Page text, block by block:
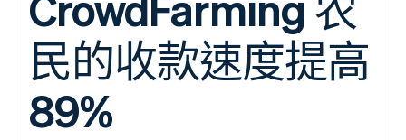
方案
Payment links
无代码支付
Checkout
面
Elements
订阅管理
Invoicing
一次性或定期
账单
方打款
Crypto
钱包、
稳定币
发行和
智能体商务
加密货币
电子商务
接受线上付款
支持
获取支持
管理支持方案
民的收款速度提高
89%